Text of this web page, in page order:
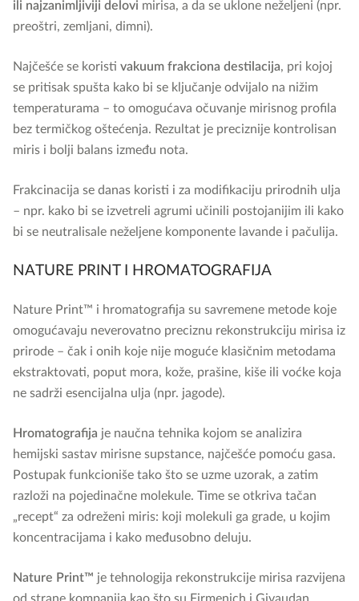
ili najzanimljiviji delovi mirisa, a da se uklone neželjeni (npr.
preoštri, zemljani, dimni).
Najčešće se koristi vakuum frakciona destilacija, pri kojoj
se pritisak spušta kako bi se ključanje odvijalo na nižim
temperaturama – to omogućava očuvanje mirisnog profila
bez termičkog oštećenja. Rezultat je preciznije kontrolisan
miris i bolji balans između nota.
Frakcinacija se danas koristi i za modifikaciju prirodnih ulja
– npr. kako bi se izvetreli agrumi učinili postojanijim ili kako
bi se neutralisale neželjene komponente lavande i pačulija.
NATURE PRINT I HROMATOGRAFIJA
Nature Print™ i hromatografija su savremene metode koje
omogućavaju neverovatno preciznu rekonstrukciju mirisa iz
prirode – čak i onih koje nije moguće klasičnim metodama
ekstraktovati, poput mora, kože, prašine, kiše ili voćke koja
ne sadrži esencijalna ulja (npr. jagode).
Hromatografija je naučna tehnika kojom se analizira
hemijski sastav mirisne supstance, najčešće pomoću gasa.
Postupak funkcioniše tako što se uzme uzorak, a zatim
razloži na pojedinačne molekule. Time se otkriva tačan
„recept“ za odreženi miris: koji molekuli ga grade, u kojim
koncentracijama i kako međusobno deluju.
Nature Print™ je tehnologija rekonstrukcije mirisa razvijena